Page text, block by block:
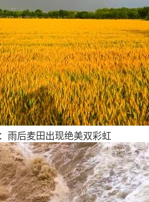
雨后麦田出现绝美双彩虹